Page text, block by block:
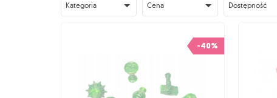
Kategoria Cena Dostępność
-40%